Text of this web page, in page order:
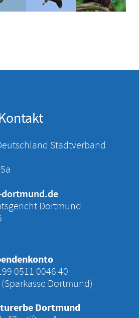
Stadtverband
Dortmund
‍0511 ‍0046 ‍40
(Sparkasse Dortmund)
Dortmund